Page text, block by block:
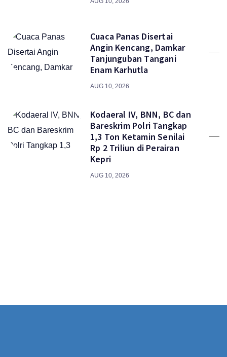
Cuaca Panas Disertai
Angin Kencang, Damkar
Tanjunguban Tangani
Enam Karhutla
AUG 10, 2026
Kodaeral IV, BNN, BC dan
Bareskrim Polri Tangkap
1,3 Ton Ketamin Senilai
Rp 2 Triliun di Perairan
Kepri
AUG 10, 2026